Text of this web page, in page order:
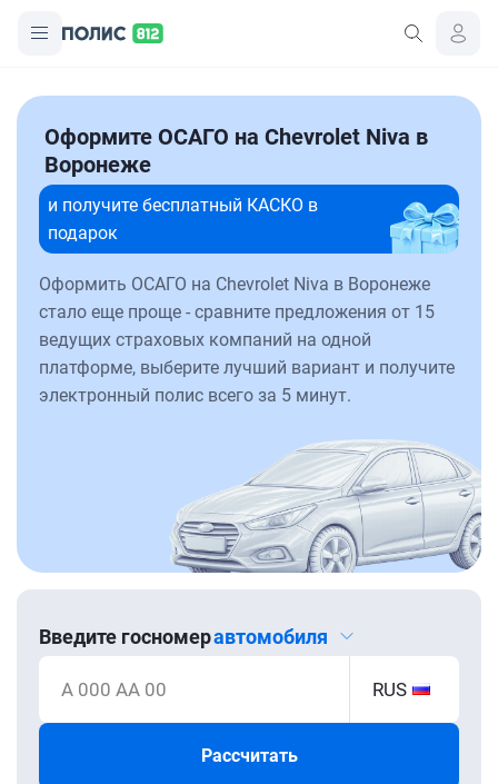
Оформите ОСАГО на Chevrolet Niva в
Воронеже
и получите бесплатный КАСКО в
подарок
Оформить ОСАГО на Chevrolet Niva в Воронеже
стало еще проще - сравните предложения от 15
ведущих страховых компаний на одной
платформе, выберите лучший вариант и получите
электронный полис всего за 5 минут.
Введите госномеравтомобиля
А 000 АА 00 RUS
Рассчитать